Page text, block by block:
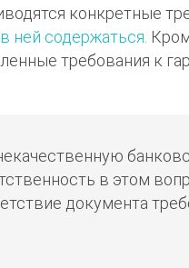
конкретные
ней содержаться.
требования к
в этом
документа